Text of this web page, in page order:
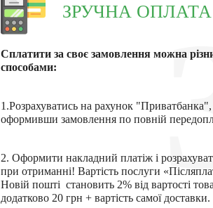
ЗРУЧНА ОПЛАТА
Сплатити за своє замовлення можна
способами:
1.Розрахуватись на рахунок "Приватбанка",
оформивши замовлення по повній
2. Оформити накладний платіж і
при отриманні! Вартість послуги
Новій пошті становить 2% від вартості
додатково 20 грн + вартість самої доставки.